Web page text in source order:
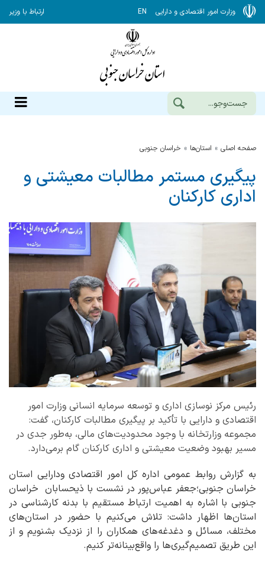
وزارت امور اقتصادی و دارایی EN ارتباط با وزیر
صفحه اصلی استان‌ها خراسان جنوبي
پیگیری مستمر مطالبات معیشتی و
اداری کارکنان
رئیس مرکز نوسازی اداری و توسعه سرمایه انسانی وزارت امور
اقتصادی و دارایی با تأکید بر پیگیری مطالبات کارکنان، گفت:
مجموعه وزارتخانه با وجود محدودیت‌های مالی، به‌طور جدی در
مسیر بهبود وضعیت معیشتی و اداری کارکنان گام برمی‌دارد.
به گزارش روابط عمومی اداره کل امور اقتصادی ودارایی استان
خراسان جنوبی؛جعفر عباس‌پور در نشست با ذیحسابان خراسان
جنوبی با اشاره به اهمیت ارتباط مستقیم با بدنه کارشناسی در
استان‌ها اظهار داشت: تلاش می‌کنیم با حضور در استان‌های
مختلف، مسائل و دغدغه‌های همکاران را از نزدیک بشنویم و از
این طریق تصمیم‌گیری‌ها را واقع‌بینانه‌تر کنیم.